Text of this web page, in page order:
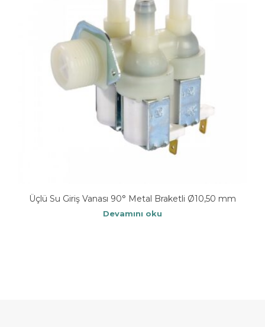
Üçlü Su Giriş Vanası 90° Metal Braketli Ø10,50 mm
Devamını oku